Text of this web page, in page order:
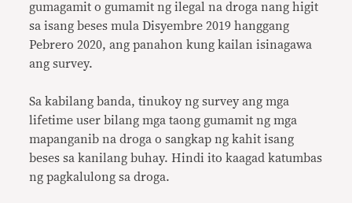
gumagamit o gumamit ng ilegal na droga nang higit
sa isang beses mula Disyembre 2019 hanggang
Pebrero 2020, ang panahon kung kailan isinagawa
ang survey.
Sa kabilang banda, tinukoy ng survey ang mga
lifetime user bilang mga taong gumamit ng mga
mapanganib na droga o sangkap ng kahit isang
beses sa kanilang buhay. Hindi ito kaagad katumbas
ng pagkalulong sa droga.